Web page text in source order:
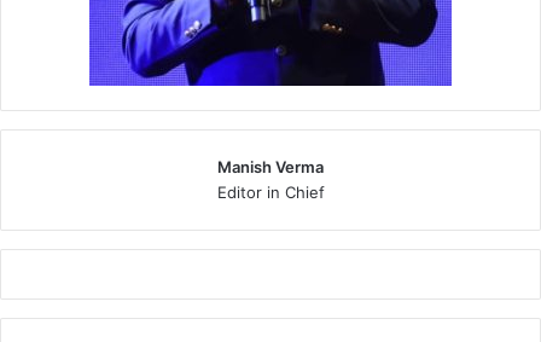
Manish Verma
Editor in Chief